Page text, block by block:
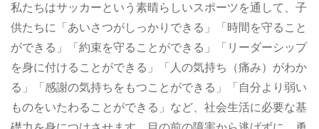
私たちはサッカーという素晴らしいスポーツを通して、子
供たちに「あいさつがしっかりできる」「時間を守ること
ができる」「約束を守ることができる」「リーダーシップ
を身に付けることができる」「人の気持ち（痛み）がわか
る」「感謝の気持ちをもつことができる」「自分より弱い
ものをいたわることができる」など、社会生活に必要な基